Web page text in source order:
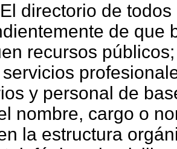
directorio de
de que
recursos
y personal de
nombre, cargo o
la estructura